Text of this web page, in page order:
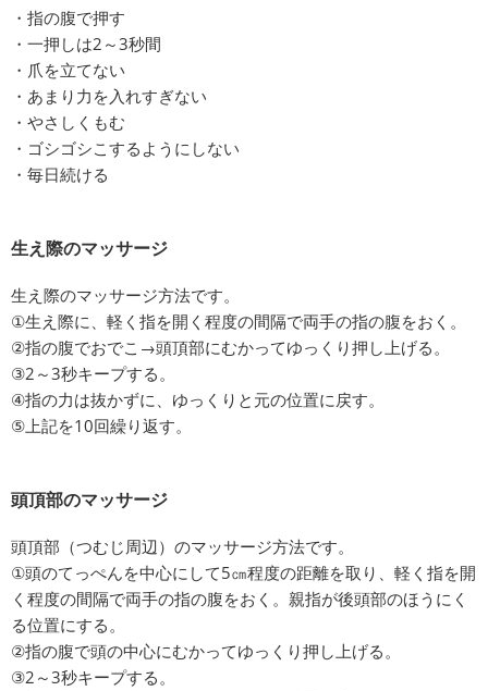
・指の腹で押す
・一押しは2～3秒間
・爪を立てない
・あまり力を入れすぎない
・やさしくもむ
・ゴシゴシこするようにしない
・毎日続ける
生え際のマッサージ
生え際のマッサージ方法です。
①生え際に、軽く指を開く程度の間隔で両手の指の腹をおく。
②指の腹でおでこ→頭頂部にむかってゆっくり押し上げる。
③2～3秒キープする。
④指の力は抜かずに、ゆっくりと元の位置に戻す。
⑤上記を10回繰り返す。
頭頂部のマッサージ
頭頂部（つむじ周辺）のマッサージ方法です。
①頭のてっぺんを中心にして5㎝程度の距離を取り、軽く指を開
く程度の間隔で両手の指の腹をおく。親指が後頭部のほうにく
る位置にする。
②指の腹で頭の中心にむかってゆっくり押し上げる。
③2～3秒キープする。